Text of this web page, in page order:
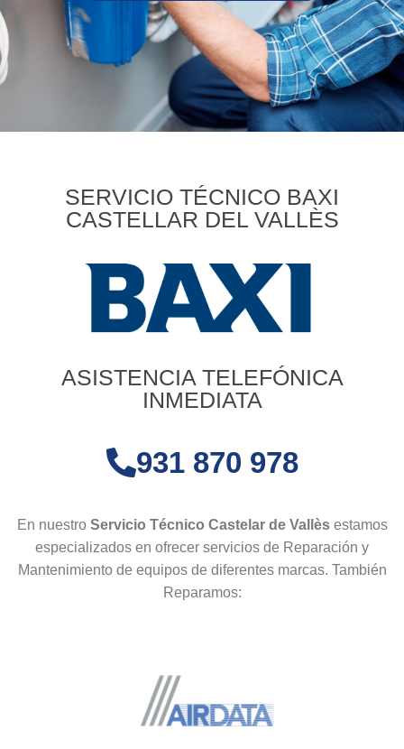
SERVICIO TÉCNICO BAXI
CASTELLAR DEL VALLÈS
ASISTENCIA TELEFÓNICA
INMEDIATA
931 870 978
En nuestro Servicio Técnico Castelar de Vallès estamos
especializados en ofrecer servicios de Reparación y
Mantenimiento de equipos de diferentes marcas. También
Reparamos: